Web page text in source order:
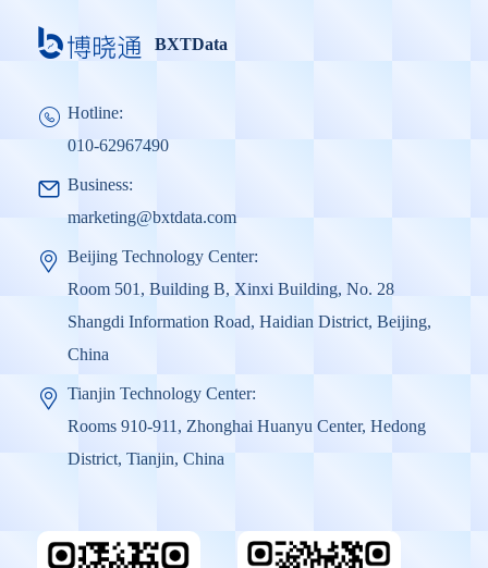
BXTData
Hotline:
010-62967490
Business:
marketing@bxtdata.com
Beijing Technology Center:
Room 501, Building B, Xinxi Building, No. 28
Shangdi Information Road, Haidian District, Beijing,
China
Tianjin Technology Center:
Rooms 910-911, Zhonghai Huanyu Center, Hedong
District, Tianjin, China